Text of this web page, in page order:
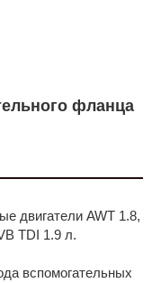
фланца
двигатели AWT 1.8,
TDI 1.9 л.
вспомогательных